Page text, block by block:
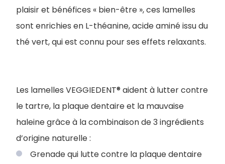
plaisir et bénéfices « bien-être », ces lamelles
sont enrichies en L-théanine, acide aminé issu du
thé vert, qui est connu pour ses effets relaxants.
Les lamelles VEGGIEDENT® aident à lutter contre
le tartre, la plaque dentaire et la mauvaise
haleine grâce à la combinaison de 3 ingrédients
d’origine naturelle :
Grenade qui lutte contre la plaque dentaire